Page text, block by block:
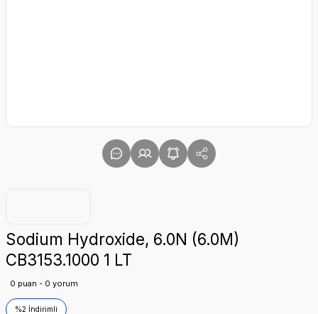
Sodium Hydroxide, 6.0N (6.0M)
CB3153.1000 1 LT
0 puan - 0 yorum
%2 İndirimli